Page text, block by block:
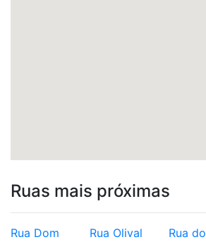
Ruas mais próximas
Rua Dom
Rua Olival
Rua do